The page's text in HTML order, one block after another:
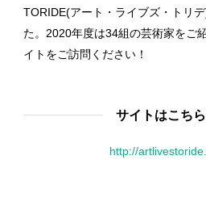
TORIDE(アート・ライブズ・トリ
た。2020年度は34組の芸術家をご
イトをご訪問ください！
サイトはこちら
http://